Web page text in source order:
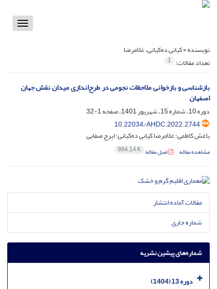
Toggle
نویسنده =کیانی ده‌کیانی، غلامرضا
تعداد مقالات: 1
بازشناسی و بازخوانی ملاحظات نجومی در طرح‌اندازی میدان نقش جهان
اصفهان
دوره 10، شماره 15، شهریور 1401، صفحه
1-32
10.22034/AHDC.2022.2744
یاغش کاظمی؛ غلامرضا کیانی ده‌کیانی؛ ایرج صفایی
مشاهده مقاله اصل مقاله 994.14 K
مقالات آماده انتشار
شماره جاری
شماره‌های پیشین نشریه
دوره 13 (1404)